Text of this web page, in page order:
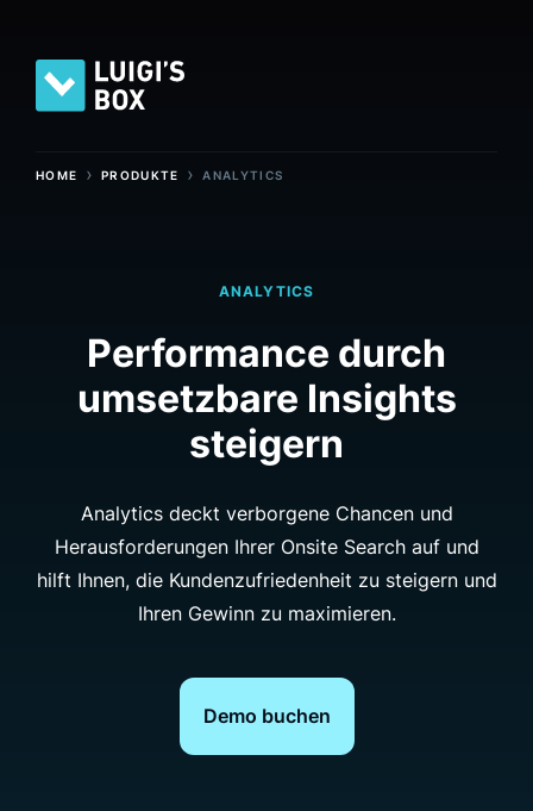
HOME ›PRODUKTE ›ANALYTICS
ANALYTICS
Performance durch
umsetzbare Insights
steigern
Analytics deckt verborgene Chancen und
Herausforderungen Ihrer Onsite Search auf und
hilft Ihnen, die Kundenzufriedenheit zu steigern und
Ihren Gewinn zu maximieren.
Demo buchen